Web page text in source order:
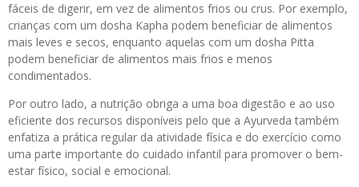
fáceis de digerir, em vez de alimentos frios ou crus. Por exemplo,
crianças com um dosha Kapha podem beneficiar de alimentos
mais leves e secos, enquanto aquelas com um dosha Pitta
podem beneficiar de alimentos mais frios e menos
condimentados.
Por outro lado, a nutrição obriga a uma boa digestão e ao uso
eficiente dos recursos disponíveis pelo que a Ayurveda também
enfatiza a prática regular da atividade física e do exercício como
uma parte importante do cuidado infantil para promover o bem-
estar físico, social e emocional.